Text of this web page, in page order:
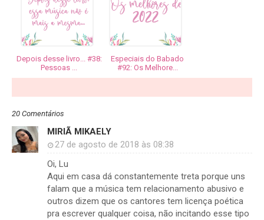
Depois desse livro... #38:
Pessoas ...
Especiais do Babado
#92: Os Melhore...
20 Comentários
MIRIÃ MIKAELY
27 de agosto de 2018 às 08:38
Oi, Lu
Aqui em casa dá constantemente treta porque uns
falam que a música tem relacionamento abusivo e
outros dizem que os cantores tem licença poética
pra escrever qualquer coisa, não incitando esse tipo